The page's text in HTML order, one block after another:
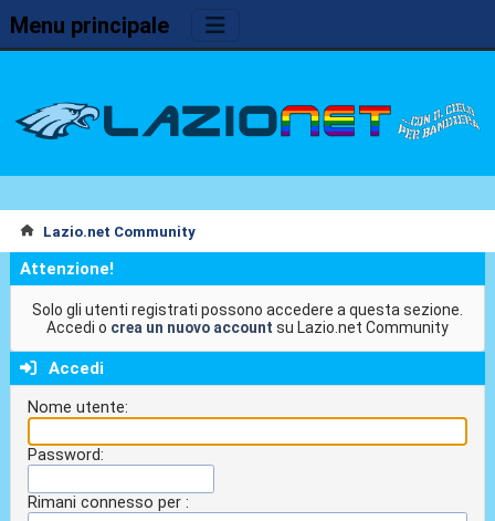
Menu principale
Lazio.net Community
Attenzione!
Solo gli utenti registrati possono accedere a questa sezione.
Accedi o crea un nuovo account su Lazio.net Community
Accedi
Nome utente:
Password:
Rimani connesso per :